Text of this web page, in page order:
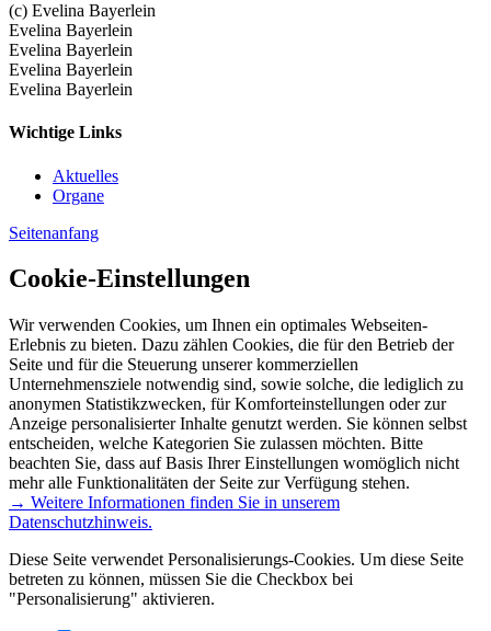
(c) Evelina Bayerlein
Evelina Bayerlein
Evelina Bayerlein
Evelina Bayerlein
Evelina Bayerlein
Wichtige Links
Aktuelles
Organe
Seitenanfang
Cookie-Einstellungen
Wir verwenden Cookies, um Ihnen ein optimales Webseiten-
Erlebnis zu bieten. Dazu zählen Cookies, die für den Betrieb der
Seite und für die Steuerung unserer kommerziellen
Unternehmensziele notwendig sind, sowie solche, die lediglich zu
anonymen Statistikzwecken, für Komforteinstellungen oder zur
Anzeige personalisierter Inhalte genutzt werden. Sie können selbst
entscheiden, welche Kategorien Sie zulassen möchten. Bitte
beachten Sie, dass auf Basis Ihrer Einstellungen womöglich nicht
mehr alle Funktionalitäten der Seite zur Verfügung stehen.
→ Weitere Informationen finden Sie in unserem
Datenschutzhinweis.
Diese Seite verwendet Personalisierungs-Cookies. Um diese Seite
betreten zu können, müssen Sie die Checkbox bei
"Personalisierung" aktivieren.